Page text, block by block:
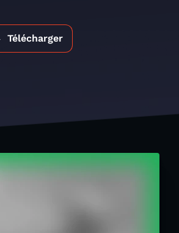
Télécharger